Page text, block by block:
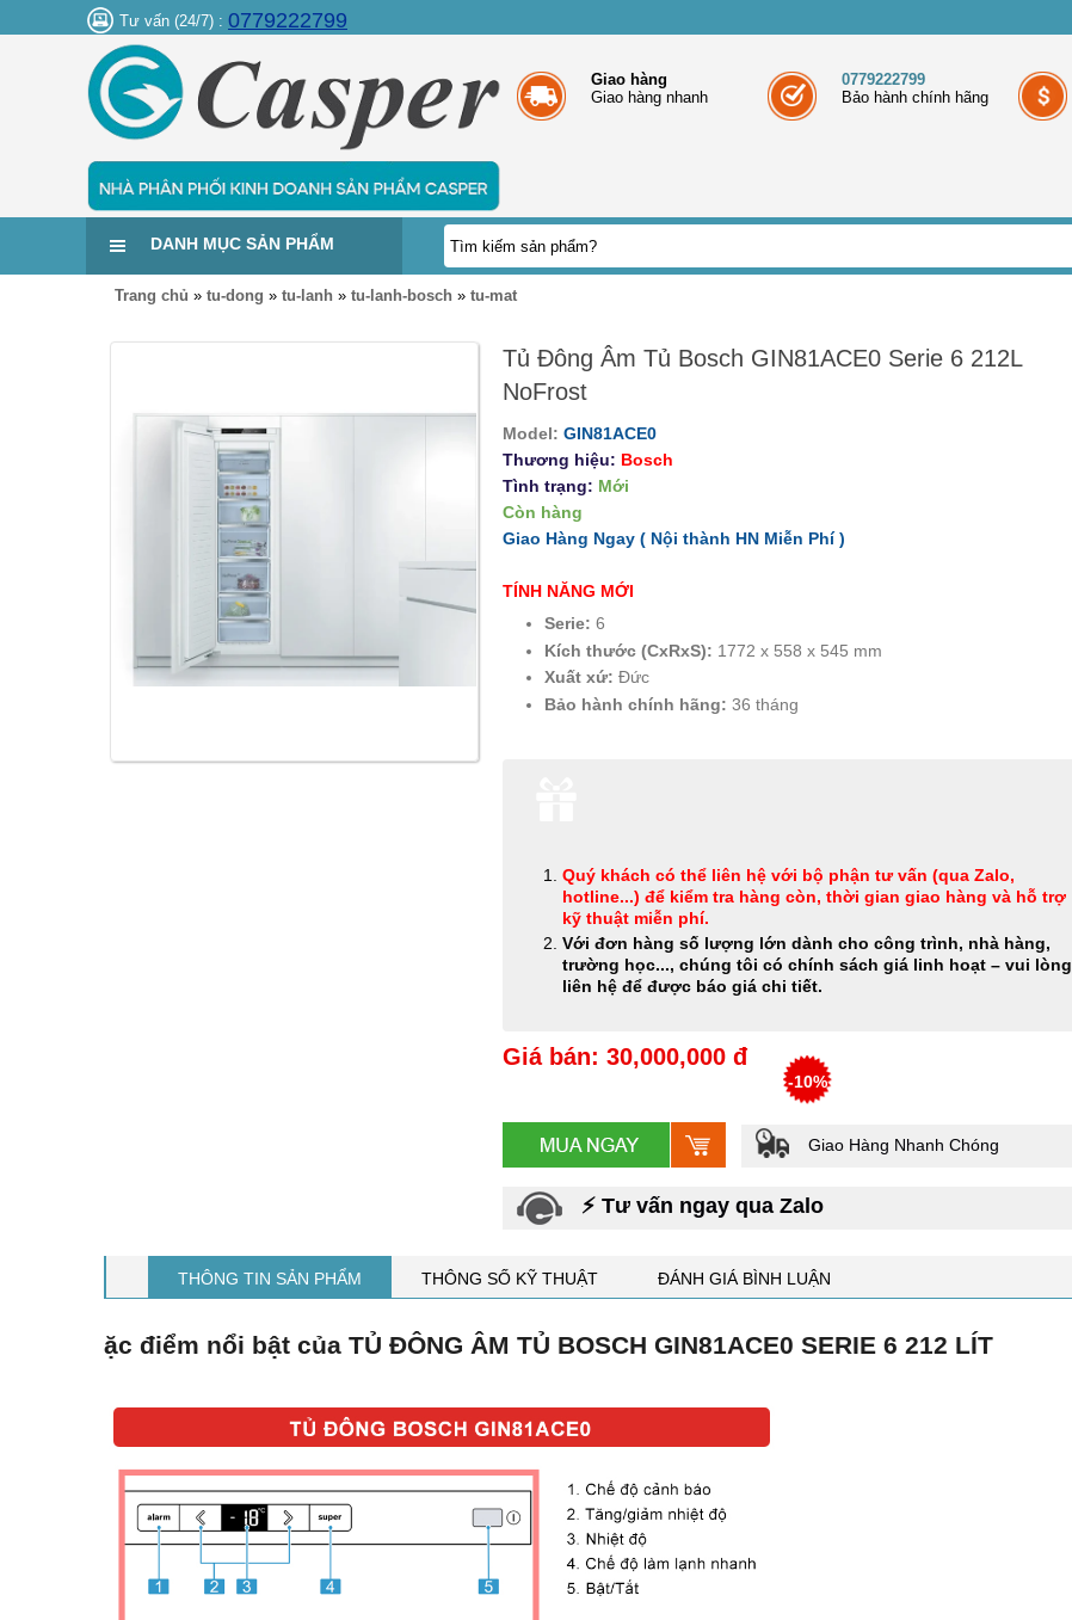
Tư vấn (24/7) : 0779222799
Giao hàng
Giao hàng nhanh
0779222799
Bảo hành chính hãng
DANH MỤC SẢN PHẨM
Trang chủ » tu-dong » tu-lanh » tu-lanh-bosch » tu-mat
Tủ Đông Âm Tủ Bosch GIN81ACE0 Serie 6 212L
NoFrost
Model: GIN81ACE0
Thương hiệu: Bosch
Tình trạng: Mới
Còn hàng
Giao Hàng Ngay ( Nội thành HN Miễn Phí)
TÍNH NĂNG MỚI
Serie: 6
Kích thước (CxRxS): 1772 x 558 x 545 mm
Xuất xứ: Đức
Bảo hành chính hãng: 36 tháng
Quý khách có thể liên hệ với bộ phận tư vấn (qua Zalo,
hotline...) để kiểm tra hàng còn, thời gian giao hàng và hỗ trợ
kỹ thuật miễn phí.
Với đơn hàng số lượng lớn dành cho công trình, nhà hàng,
trường học..., chúng tôi có chính sách giá linh hoạt – vui lòng
liên hệ để được báo giá chi tiết.
Giá bán: 30,000,000 đ
-10%
Giao Hàng Nhanh Chóng
⚡ Tư vấn ngay qua Zalo
THÔNG TIN SẢN PHẨM THÔNG SỐ KỸ THUẬT ĐÁNH GIÁ BÌNH LUẬN
ặc điểm nổi bật của TỦ ĐÔNG ÂM TỦ BOSCH GIN81ACE0 SERIE 6 212 LÍT